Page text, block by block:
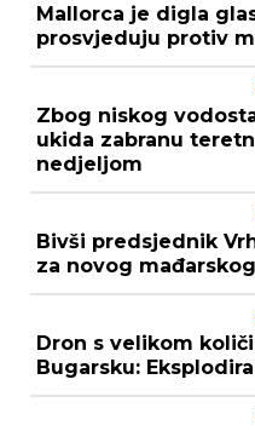
Mallorca je digla
prosvjeduju protiv
Zbog niskog
ukida zabranu
nedjeljom
Bivši predsjednik
za novog
Dron s velikom
Bugarsku: